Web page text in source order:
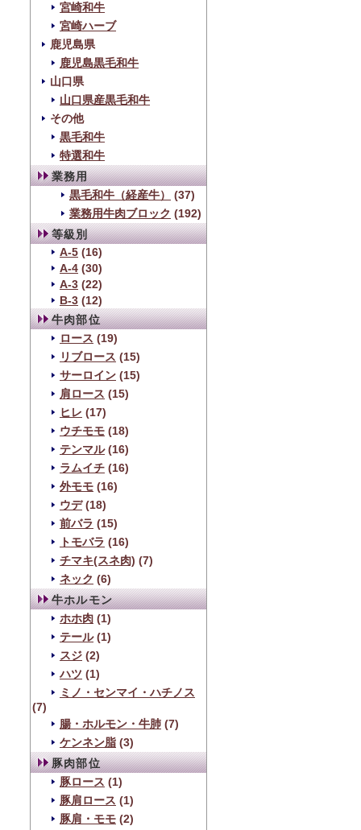
宮崎和牛
宮崎ハーブ
鹿児島県
鹿児島黒毛和牛
山口県
山口県産黒毛和牛
その他
黒毛和牛
特選和牛
業務用
黒毛和牛（経産牛）
(37)
業務用牛肉ブロック (192)
等級別
A-5 (16)
A-4 (30)
A-3 (22)
B-3 (12)
牛肉部位
ロース (19)
リブロース (15)
サーロイン (15)
肩ロース (15)
ヒレ (17)
ウチモモ (18)
テンマル(16)
ラムイチ (16)
外モモ (16)
ウデ(18)
前バラ (15)
トモバラ (16)
チマキ(スネ肉) (7)
ネック (6)
牛ホルモン
ホホ肉 (1)
テール(1)
スジ (2)
ハツ (1)
ミノ・センマイ・ハチノス
(7)
腸・ホルモン・牛肺 (7)
ケンネン脂 (3)
豚肉部位
豚ロース (1)
豚肩ロース (1)
豚肩・モモ (2)